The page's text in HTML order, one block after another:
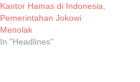
Kantor Hamas di Indonesia,
Pemerintahan Jokowi
Menolak
In "Headlines"